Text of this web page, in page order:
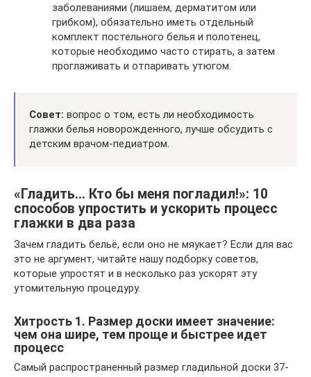
заболеваниями (лишаем, дерматитом или
грибком), обязательно иметь отдельный
комплект постельного белья и полотенец,
которые необходимо часто стирать, а затем
проглаживать и отпаривать утюгом.
Совет: вопрос о том, есть ли необходимость
глажки белья новорожденного, лучше обсудить с
детским врачом-педиатром.
«Гладить… Кто бы меня погладил!»: 10
способов упростить и ускорить процесс
глажки в два раза
Зачем гладить бельё, если оно не мяукает? Если для вас
это не аргумент, читайте нашу подборку советов,
которые упростят и в несколько раз ускорят эту
утомительную процедуру.
Хитрость 1. Размер доски имеет значение:
чем она шире, тем проще и быстрее идет
процесс
Самый распространенный размер гладильной доски 37-